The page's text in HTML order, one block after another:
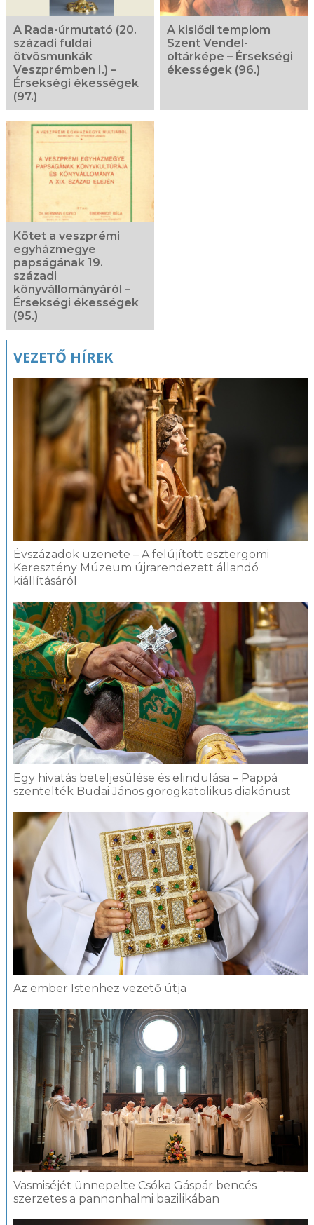
A Rada-úrmutató (20.
századi fuldai
ötvösmunkák
Veszprémben I.) –
Érsekségi ékességek
(97.)
A kislődi templom
Szent Vendel-
oltárképe – Érsekségi
ékességek (96.)
Kötet a veszprémi
egyházmegye
papságának 19.
századi
könyvállományáról –
Érsekségi ékességek
(95.)
VEZETŐ HÍREK
Évszázadok üzenete – A felújított esztergomi
Keresztény Múzeum újrarendezett állandó
kiállításáról
Egy hivatás beteljesülése és elindulása – Pappá
szentelték Budai János görögkatolikus diakónust
Az ember Istenhez vezető útja
Vasmiséjét ünnepelte Csóka Gáspár bencés
szerzetes a pannonhalmi bazilikában